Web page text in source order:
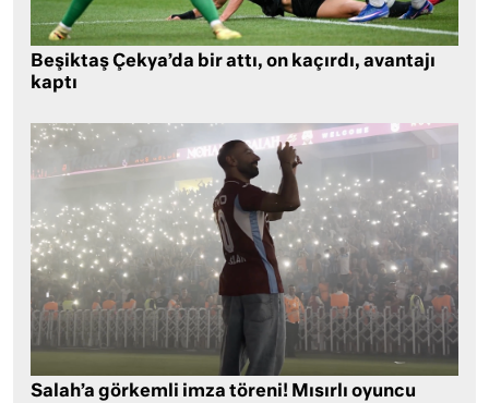
Beşiktaş Çekya’da bir attı, on kaçırdı, avantajı
kaptı
Salah’a görkemli imza töreni! Mısırlı oyuncu